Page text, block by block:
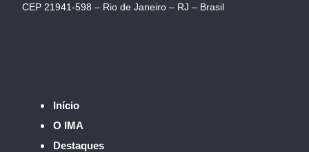
CEP 21941-598 – Rio de Janeiro – RJ – Brasil
Início
O IMA
Destaques